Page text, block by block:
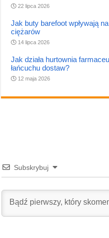
22 lipca 2026
Jak buty barefoot wpływają
ciężarów
14 lipca 2026
Jak działa hurtownia
łańcuchu dostaw?
12 maja 2026
Subskrybuj